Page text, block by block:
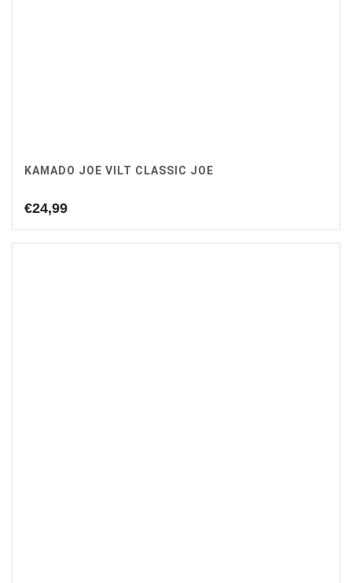
KAMADO JOE VILT CLASSIC JOE
€24,99